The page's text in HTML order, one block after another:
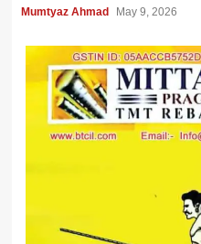
Mumtyaz Ahmad May 9, 2026